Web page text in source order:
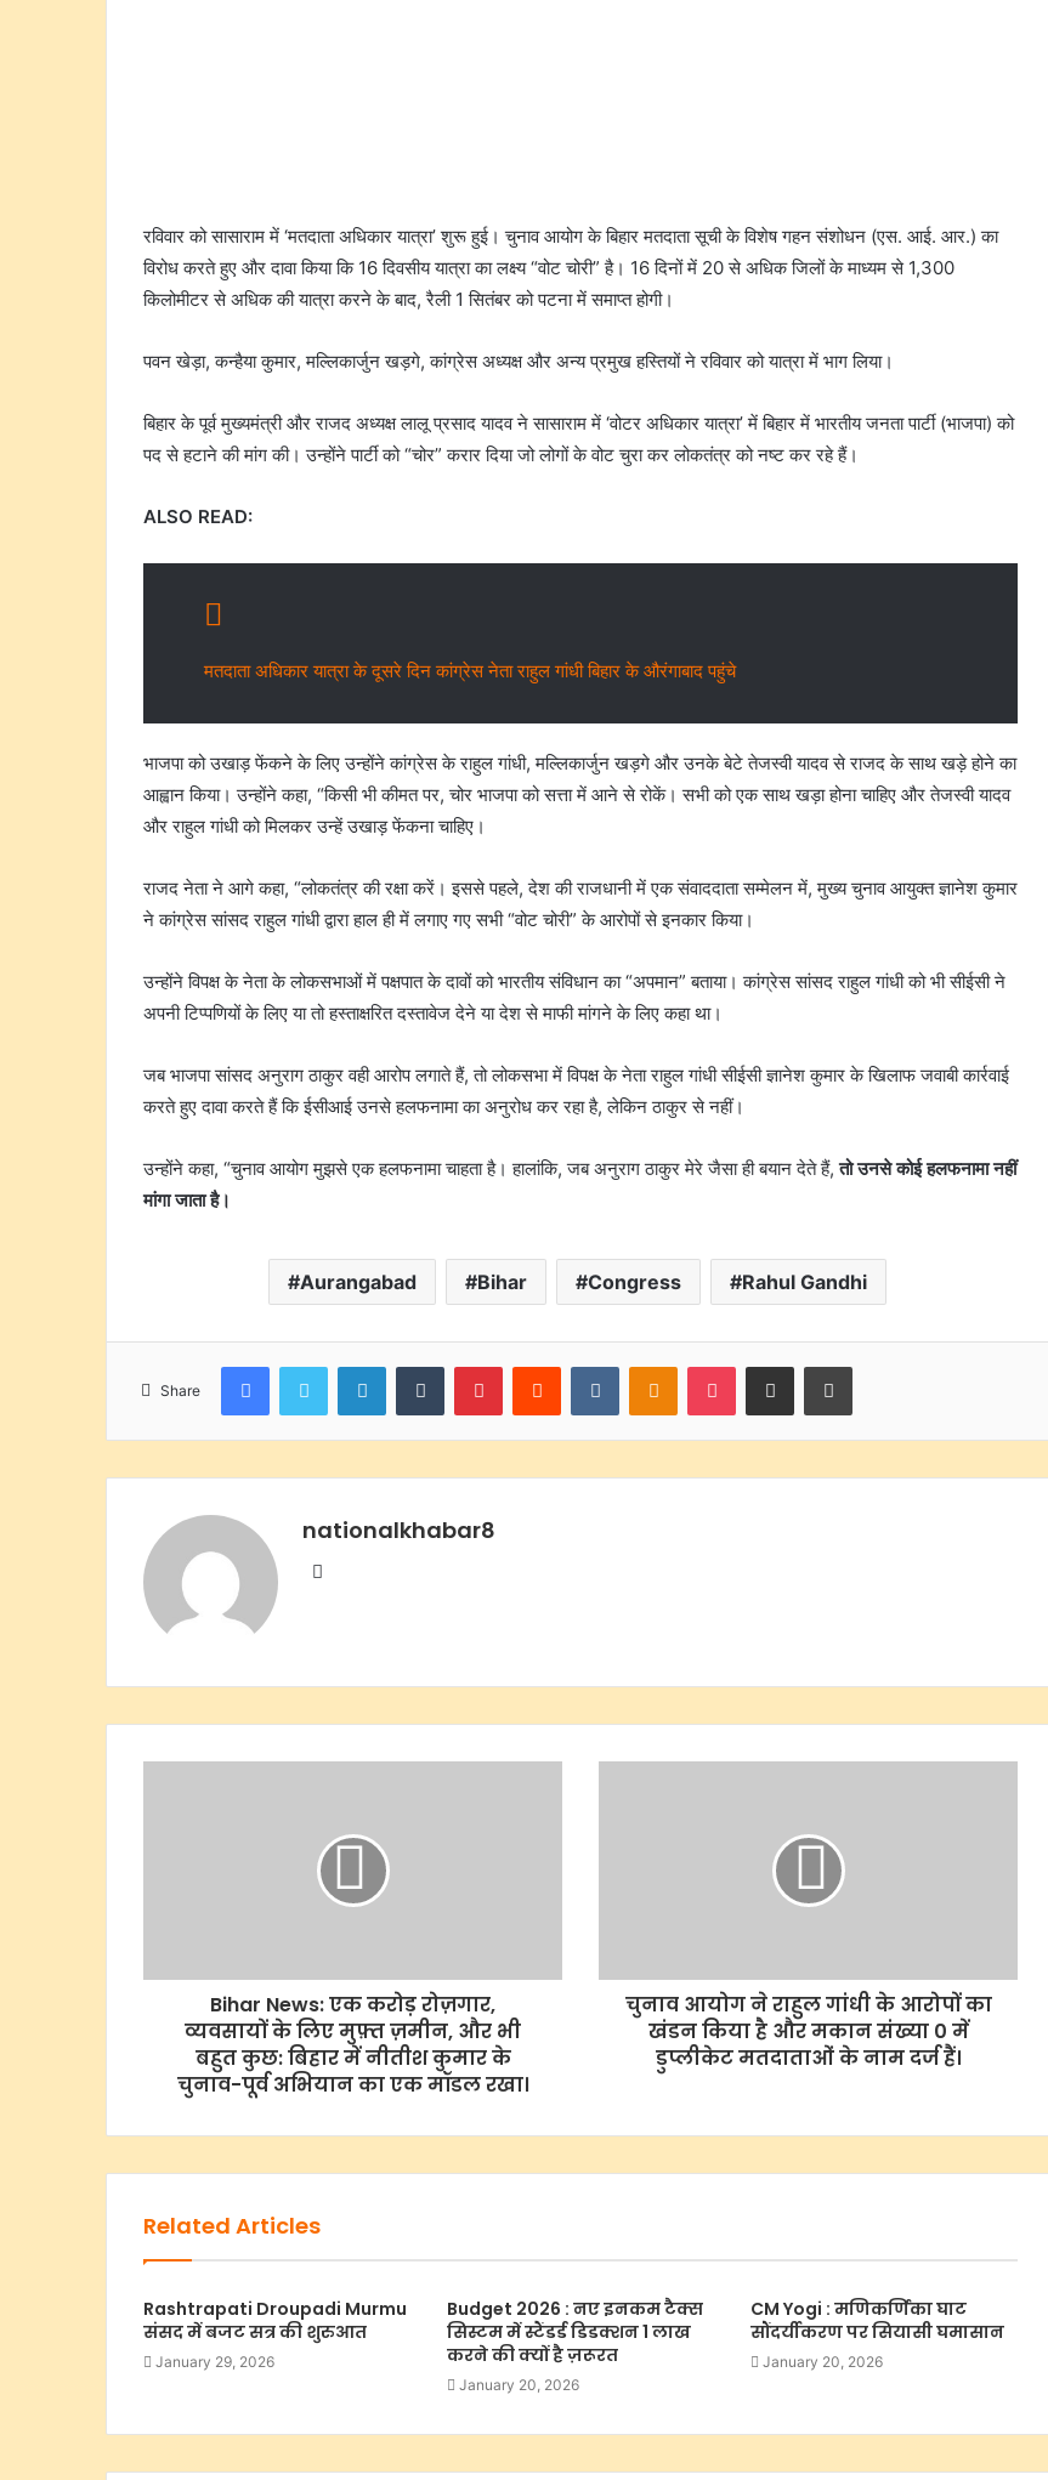
रविवार को सासाराम में ‘मतदाता अधिकार यात्रा’ शुरू हुई। चुनाव आयोग के बिहार मतदाता सूची के विशेष गहन संशोधन (एस. आई. आर.) का
विरोध करते हुए और दावा किया कि 16 दिवसीय यात्रा का लक्ष्य “वोट चोरी” है। 16 दिनों में 20 से अधिक जिलों के माध्यम से 1,300
किलोमीटर से अधिक की यात्रा करने के बाद, रैली 1 सितंबर को पटना में समाप्त होगी।
पवन खेड़ा, कन्हैया कुमार, मल्लिकार्जुन खड़गे, कांग्रेस अध्यक्ष और अन्य प्रमुख हस्तियों ने रविवार को यात्रा में भाग लिया।
बिहार के पूर्व मुख्यमंत्री और राजद अध्यक्ष लालू प्रसाद यादव ने सासाराम में ‘वोटर अधिकार यात्रा’ में बिहार में भारतीय जनता पार्टी (भाजपा) को
पद से हटाने की मांग की। उन्होंने पार्टी को “चोर” करार दिया जो लोगों के वोट चुरा कर लोकतंत्र को नष्ट कर रहे हैं।
ALSO READ:
मतदाता अधिकार यात्रा के दूसरे दिन कांग्रेस नेता राहुल गांधी बिहार के औरंगाबाद पहुंचे
भाजपा को उखाड़ फेंकने के लिए उन्होंने कांग्रेस के राहुल गांधी, मल्लिकार्जुन खड़गे और उनके बेटे तेजस्वी यादव से राजद के साथ खड़े होने का
आह्वान किया। उन्होंने कहा, “किसी भी कीमत पर, चोर भाजपा को सत्ता में आने से रोकें। सभी को एक साथ खड़ा होना चाहिए और तेजस्वी यादव
और राहुल गांधी को मिलकर उन्हें उखाड़ फेंकना चाहिए।
राजद नेता ने आगे कहा, “लोकतंत्र की रक्षा करें। इससे पहले, देश की राजधानी में एक संवाददाता सम्मेलन में, मुख्य चुनाव आयुक्त ज्ञानेश कुमार
ने कांग्रेस सांसद राहुल गांधी द्वारा हाल ही में लगाए गए सभी “वोट चोरी” के आरोपों से इनकार किया।
उन्होंने विपक्ष के नेता के लोकसभाओं में पक्षपात के दावों को भारतीय संविधान का “अपमान” बताया। कांग्रेस सांसद राहुल गांधी को भी सीईसी ने
अपनी टिप्पणियों के लिए या तो हस्ताक्षरित दस्तावेज देने या देश से माफी मांगने के लिए कहा था।
जब भाजपा सांसद अनुराग ठाकुर वही आरोप लगाते हैं, तो लोकसभा में विपक्ष के नेता राहुल गांधी सीईसी ज्ञानेश कुमार के खिलाफ जवाबी कार्रवाई
करते हुए दावा करते हैं कि ईसीआई उनसे हलफनामा का अनुरोध कर रहा है, लेकिन ठाकुर से नहीं।
उन्होंने कहा, “चुनाव आयोग मुझसे एक हलफनामा चाहता है। हालांकि, जब अनुराग ठाकुर मेरे जैसा ही बयान देते हैं,तो उनसे कोई हलफनामा नहीं
मांगा जाता है।
Aurangabad Bihar Congress Rahul Gandhi
Share
FacebookTwitter LinkedInTumblr PinterestReddit VKontakteOdnoklassniki
Pocket Share via Email Print
nationalkhabar8
Website
Bihar News: एक करोड़ रोज़गार,
व्यवसायों के लिए मुफ़्त ज़मीन, और भी
बहुत कुछ: बिहार में नीतीश कुमार के
चुनाव-पूर्व अभियान का एक मॉडल रखा।
चुनाव आयोग ने राहुल गांधी के आरोपों का
खंडन किया है और मकान संख्या 0 में
डुप्लीकेट मतदाताओं के नाम दर्ज हैं।
Related Articles
Rashtrapati Droupadi Murmu
संसद में बजट सत्र की शुरुआत
January 29, 2026
Budget 2026 : नए इनकम टैक्स
सिस्टम में स्टैंडर्ड डिडक्शन 1 लाख
करने की क्यों है ज़रूरत
January 20, 2026
CM Yogi : मणिकर्णिका घाट
सौंदर्यीकरण पर सियासी घमासान
January 20, 2026